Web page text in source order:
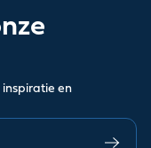
inspiratie en